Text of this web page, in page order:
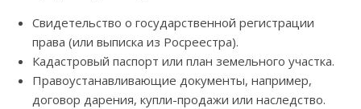
Свидетельство о государственной регистрации
права (или выписка из Росреестра).
Кадастровый паспорт или план земельного участка.
Правоустанавливающие документы, например,
договор дарения, купли-продажи или наследство.